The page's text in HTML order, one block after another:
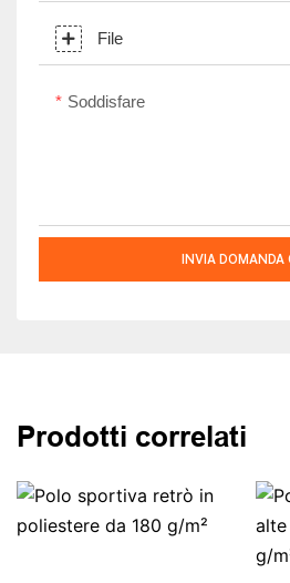
File
Soddisfare
INVIA DOMANDA
Prodotti correlati